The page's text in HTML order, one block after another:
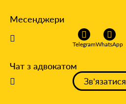
Месенджери
TelegramWhatsApp
Чат з адвокатом
Зв’язатися